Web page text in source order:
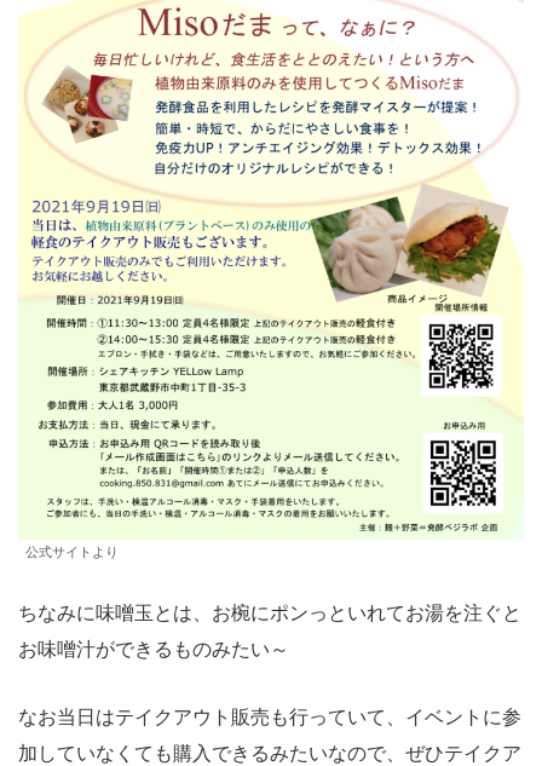
公式サイトより
ちなみに味噌玉とは、お椀にポンっといれてお湯を注ぐと
お味噌汁ができるものみたい～
なお当日はテイクアウト販売も行っていて、イベントに参
加していなくても購入できるみたいなので、ぜひテイクア